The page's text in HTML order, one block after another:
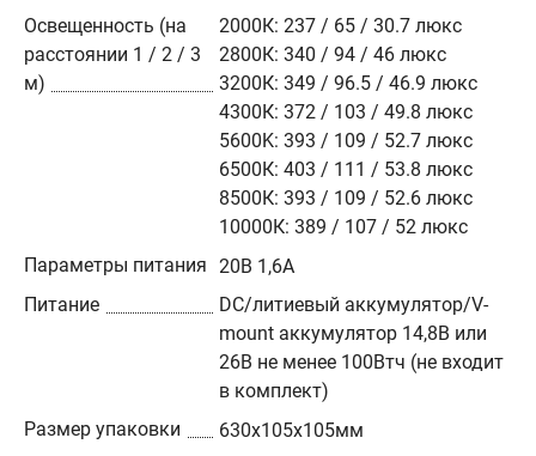
Освещенность (на
расстоянии 1 / 2 / 3
м)
2000К: 237 / 65 / 30.7 люкс
2800К: 340 / 94 / 46 люкс
3200К: 349 / 96.5 / 46.9 люкс
4300К: 372 / 103 / 49.8 люкс
5600K: 393 / 109 / 52.7 люкс
6500К: 403 / 111 / 53.8 люкс
8500К: 393 / 109 / 52.6 люкс
10000К: 389 / 107 / 52 люкс
Параметры питания 20В 1,6А
Питание
DC/литиевый аккумулятор/V-
mount аккумулятор 14,8В или
26В не менее 100Втч (не входит
в комплект)
Размер упаковки
630х105х105мм